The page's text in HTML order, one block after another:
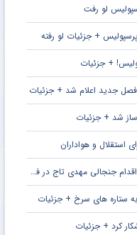
لو رفت
+ جزئیات لو رفته
+ جزئیات
فصل جدید اعلام شد + جزئیات
شد + جزئیات
استقلال و هواداران
مهدی تاج در فدراسیون فوتبال
ستاره های سرخ + جزئیات
کرد + جزئیات